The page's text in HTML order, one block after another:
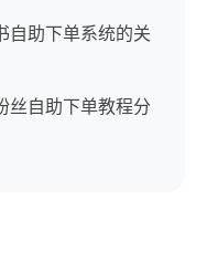
自助下单系统的关
丝自助下单教程分